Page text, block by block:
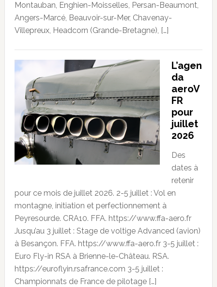
Montauban, Enghien-Moisselles, Persan-Beaumont,
Angers-Marcé, Beauvoir-sur-Mer, Chavenay-
Villepreux, Headcorn (Grande-Bretagne), […]
L’agen
da
aeroV
FR
pour
juillet
2026
Des
dates à
retenir
pour ce mois de juillet 2026. 2-5 juillet : Vol en
montagne, initiation et perfectionnement à
Peyresourde. CRA10. FFA. https://www.ffa-aero.fr
Jusqu’au 3 juillet : Stage de voltige Advanced (avion)
à Besançon. FFA. https://www.ffa-aero.fr 3-5 juillet :
Euro Fly-in RSA à Brienne-le-Château. RSA.
https://euroflyin.rsafrance.com 3-5 juillet :
Championnats de France de pilotage […]